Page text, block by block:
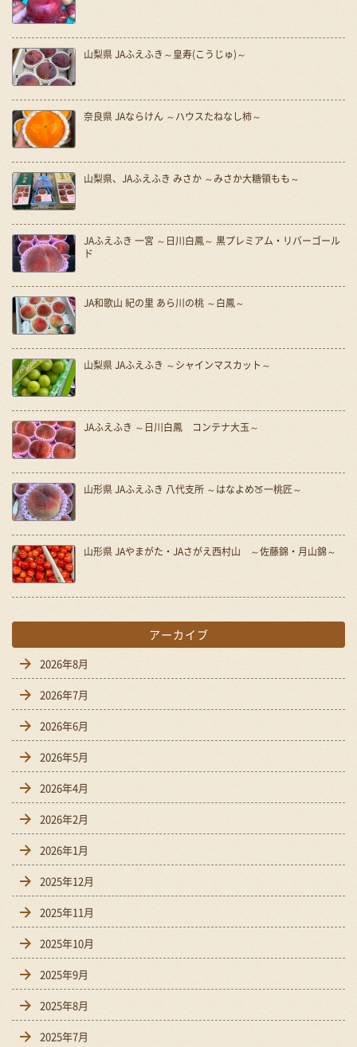
山梨県 JAふえふき～皇寿(こうじゅ)～
奈良県 JAならけん ～ハウスたねなし柿～
山梨県、JAふえふき みさか ～みさか大糖領もも～
JAふえふき 一宮 ～日川白鳳～ 黒プレミアム・リバーゴール
ド
JA和歌山 紀の里 あら川の桃 ～白鳳～
山梨県 JAふえふき ～シャインマスカット～
JAふえふき ～日川白鳳 コンテナ大玉～
山形県 JAふえふき 八代支所 ～はなよめ🍑一桃匠～
山形県 JAやまがた・JAさがえ西村山 ～佐藤錦・月山錦～
アーカイブ
2026年8月
2026年7月
2026年6月
2026年5月
2026年4月
2026年2月
2026年1月
2025年12月
2025年11月
2025年10月
2025年9月
2025年8月
2025年7月